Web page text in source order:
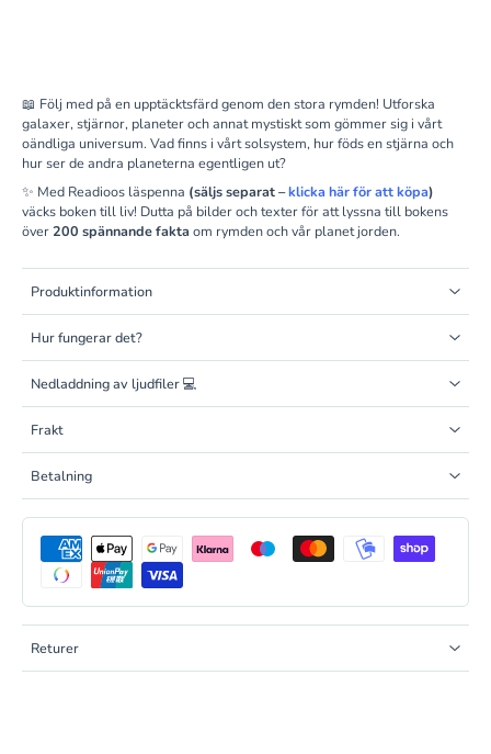
📖 Följ med på en upptäcktsfärd genom den stora rymden! Utforska
galaxer, stjärnor, planeter och annat mystiskt som gömmer sig i vårt
oändliga universum. Vad finns i vårt solsystem, hur föds en stjärna och
hur ser de andra planeterna egentligen ut?
✨ Med Readioos läspenna (säljs separat –klicka här för att köpa)
väcks boken till liv! Dutta på bilder och texter för att lyssna till bokens
över200 spännande fakta om rymden och vår planet jorden.
Produktinformation
Hur fungerar det?
Nedladdning av ljudfiler 💻
Frakt
Betalning
Returer